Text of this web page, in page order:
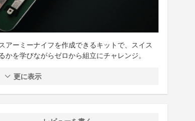
アーミーナイフを作成できるキットで、スイス
を学びながらゼロから組立にチャレンジ。
更に表示